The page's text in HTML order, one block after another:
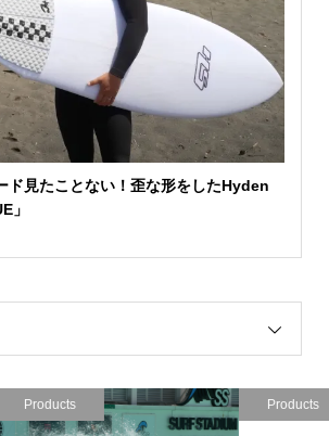
ド見たことない！歪な形をしたHyden
」
Products